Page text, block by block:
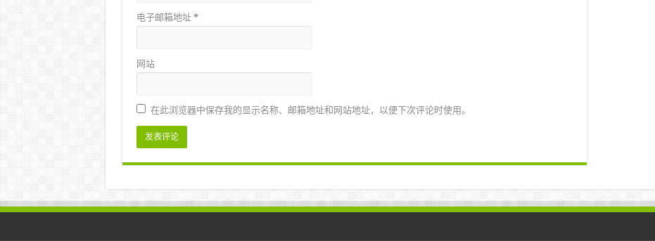
电子邮箱地址 *
网站
在此浏览器中保存我的显示名称、邮箱地址和网站地址，以便下次评论时使用。